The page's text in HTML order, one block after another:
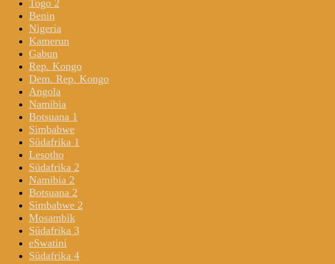
Togo 2
Benin
Nigeria
Kamerun
Gabun
Rep. Kongo
Dem. Rep. Kongo
Angola
Namibia
Botsuana 1
Simbabwe
Südafrika 1
Lesotho
Südafrika 2
Namibia 2
Botsuana 2
Simbabwe 2
Mosambik
Südafrika 3
eSwatini
Südafrika 4